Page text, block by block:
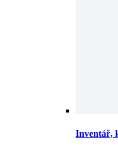
Inventář,